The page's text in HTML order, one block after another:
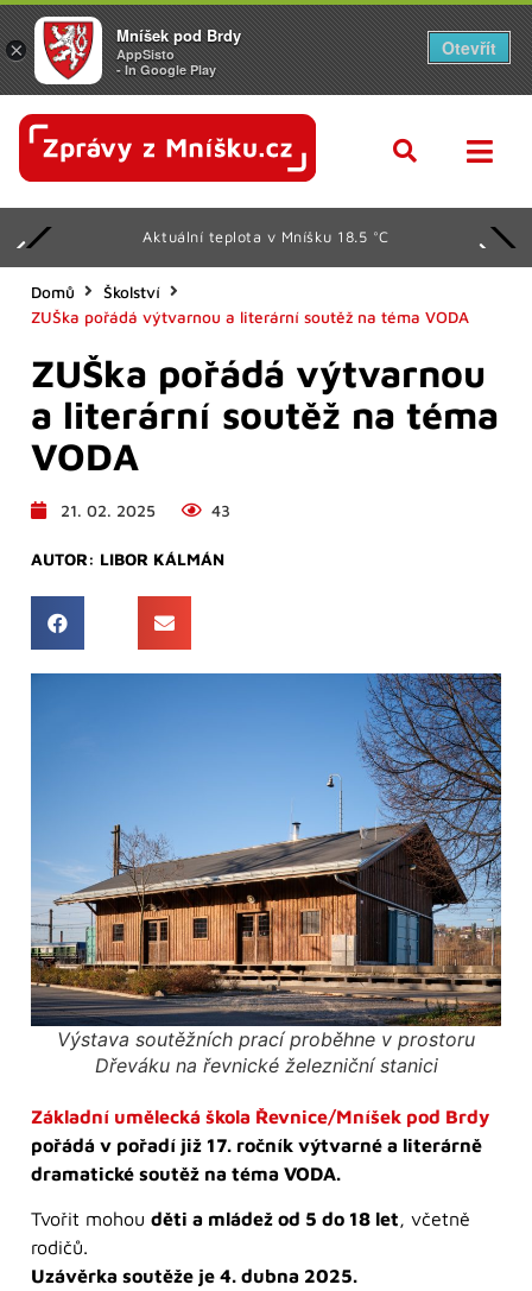
Aktuální teplota v Mníšku 18.5 °C
Domů
Školství
ZUŠka pořádá výtvarnou a literární soutěž na téma VODA
ZUŠka pořádá výtvarnou
a literární soutěž na téma
VODA
21. 02. 2025 43
AUTOR: LIBOR KÁLMÁN
Výstava soutěžních prací proběhne v prostoru
Dřeváku na řevnické železniční stanici
Základní umělecká škola Řevnice/Mníšek pod Brdy
pořádá v pořadí již 17. ročník výtvarné a literárně
dramatické soutěž na téma VODA.
Tvořit mohou děti a mládež od 5 do 18 let, včetně
rodičů.
Uzávěrka soutěže je 4. dubna 2025.
×
Mníšek pod Brdy
AppSisto
- In Google Play
Otevřít